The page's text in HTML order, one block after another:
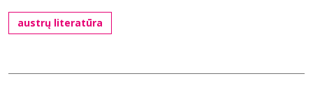
austrų literatūra